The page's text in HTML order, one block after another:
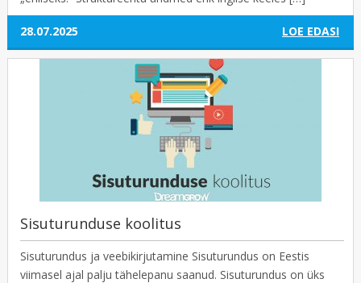
28.07.2025 LOE EDASI
Sisuturunduse koolitus
Sisuturundus ja veebikirjutamine Sisuturundus on Eestis
viimasel ajal palju tähelepanu saanud. Sisuturundus on üks